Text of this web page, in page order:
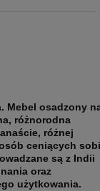
Mebel osadzony
różnorodna
różnej
ceniących
są z Indii
oraz
użytkowania.